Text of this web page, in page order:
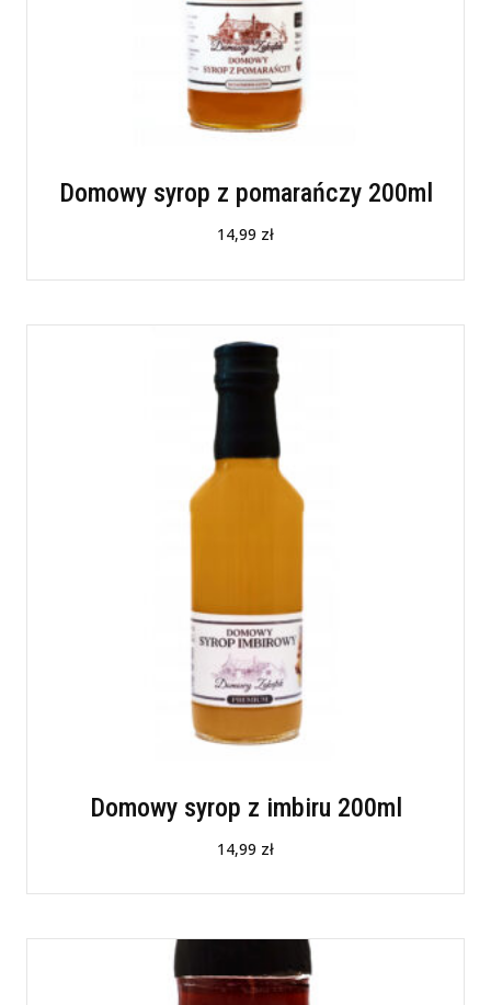
Domowy syrop z pomarańczy 200ml
14,99 zł
Domowy syrop z imbiru 200ml
14,99 zł